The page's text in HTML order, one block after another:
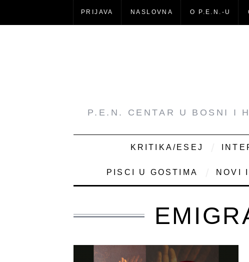
PRIJAVA NASLOVNA O P.E.N.-U
P.E.N. CENTAR U BOSNI I
KRITIKA/ESEJ
PISCI U GOSTIMA NOVI